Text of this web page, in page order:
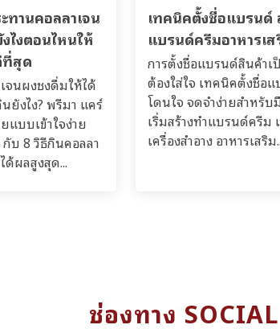
ทานคอลลาเจน
ไงตอนไหนให้
สุด
จนผงชงดื่มให้ได้
ยังไง? พรีมา แคร์
แบบเข้าใจง่าย
บ 8 วิธีกินคอลลา
ด้ผลสูงสุด...
เทคนิคตั้งชื่อแบรนด์
แบรนด์ครีมอาหารเ
การตั้งชื่อแบรนด์สินค้าเ
ต้องใส่ใจ เทคนิคตั้งชื่อ
โดนใจ จดจำง่ายสำหรับ
เริ่มสร้างทำแบรนด์ครีม
เครื่องสำอาง อาหารเสริม
ช่องทาง